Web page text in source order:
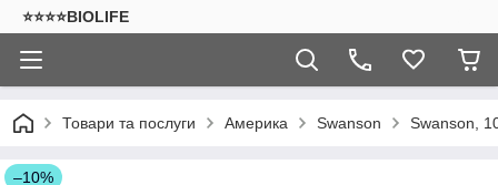
⭐⭐⭐⭐BIOLIFE
Товари та послуги Америка Swanson Swanson,
–10%